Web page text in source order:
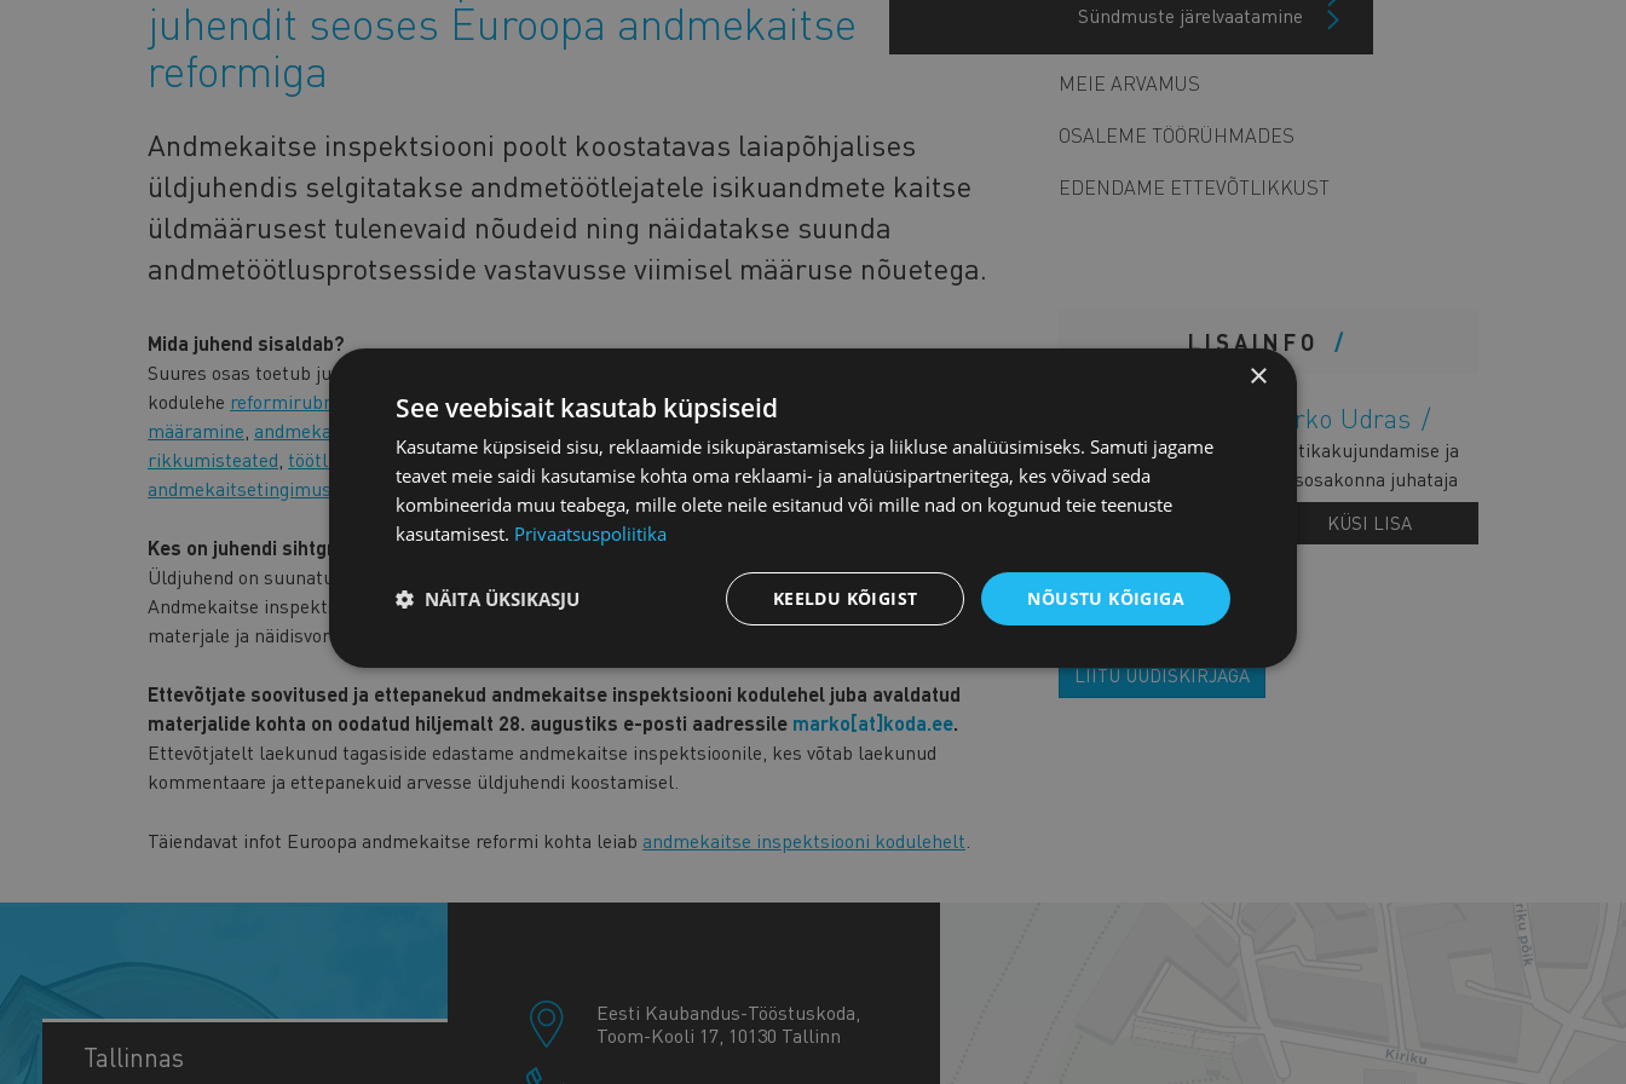
Sündmuste järelvaatamine
juhendit seoses Euroopa andmekaitse
reformiga
Andmekaitse inspektsiooni poolt koostatavas laiapõhjalises
üldjuhendis selgitatakse andmetöötlejatele isikuandmete kaitse
üldmäärusest tulenevaid nõudeid ning näidatakse suunda
andmetöötlusprotsesside vastavusse viimisel määruse nõuetega.
Mida juhend sisaldab?
Suures osas toetub juhend juba valminud materjalile, mis on avaldatud andmekaitse inspektsiooni
kodulehe reformirubriigis andmetöötleja kohustuste lühikataloog,andmekaitsespetsialisti
määramine andmekaitsespetsialisti kompetentsid mõjuhinnang
rikkumisteated töötlustoimingute registreerimine,vaikimisi ja lõimitud andmekaitse,
andmekaitsetingimuste kontrollnimekirijanõusoleku kontrollnimekiri).
Kes on juhendi sihtgrupp?
Üldjuhend on suunatud kõigile andmetöötlejatele. Sektorispetsiifilisi suuniseid üldjuhendis ei anta.
Andmekaitse inspektsioon valmistab koostöös sidusrühmadega hiljem eraldi ette ka sektoripõhiseid
materjale ja näidisvorme.
Ettevõtjate soovitused ja ettepanekud andmekaitse inspektsiooni kodulehel juba avaldatud
materjalide kohta on oodatud hiljemalt 28. augustiks e-posti aadressile marko[at]koda.ee.
Ettevõtjatelt laekunud tagasiside edastame andmekaitse inspektsioonile, kes võtab laekunud
kommentaare ja ettepanekuid arvesse üldjuhendi koostamisel.
Täiendavat infot Euroopa andmekaitse reformi kohta leiab andmekaitse inspektsiooni kodulehelt
Arhiiv
MEIE ARVAMUS
OSALEME TÖÖRÜHMADES
EDENDAME ETTEVÕTLIKKUST
LISAINFO
Marko Udras
Poliitikakujundamise ja
õigusosakonna juhataja
KÜSI LISA
LIITU UUDISKIRJAGA
Tallinnas
Eesti Kaubandus-Tööstuskoda,
Toom-Kooli 17, 10130 Tallinn
×
See veebisait kasutab küpsiseid
Kasutame küpsiseid sisu, reklaamide isikupärastamiseks ja liikluse analüüsimiseks. Samuti jagame
teavet meie saidi kasutamise kohta oma reklaami- ja analüüsipartneritega, kes võivad seda
kombineerida muu teabega, mille olete neile esitanud või mille nad on kogunud teie teenuste
kasutamisest. Privaatsuspoliitika
NÕUSTU KÕIGIGA
KEELDU KÕIGIST
NÄITA ÜKSIKASJU